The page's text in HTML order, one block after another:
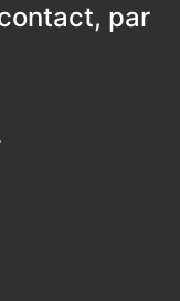
par